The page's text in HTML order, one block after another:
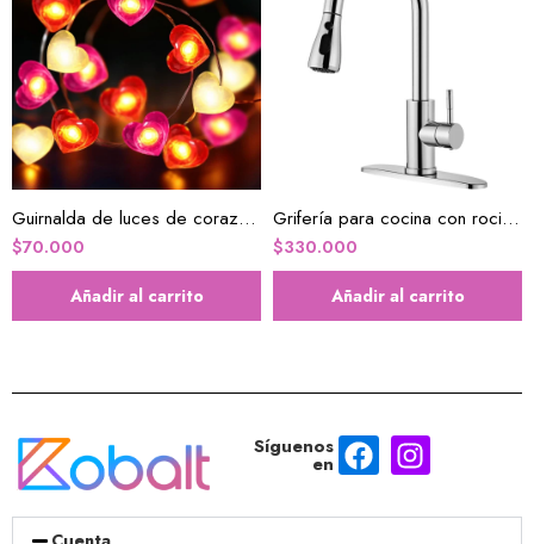
Guirnalda de luces de corazón decorativas
$70.000
Añadir al carrito
Grifería para cocina con rociador
$330.000
Añadir al carrito
Síguenos
en